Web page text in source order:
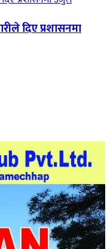
दिए प्रशासनमा